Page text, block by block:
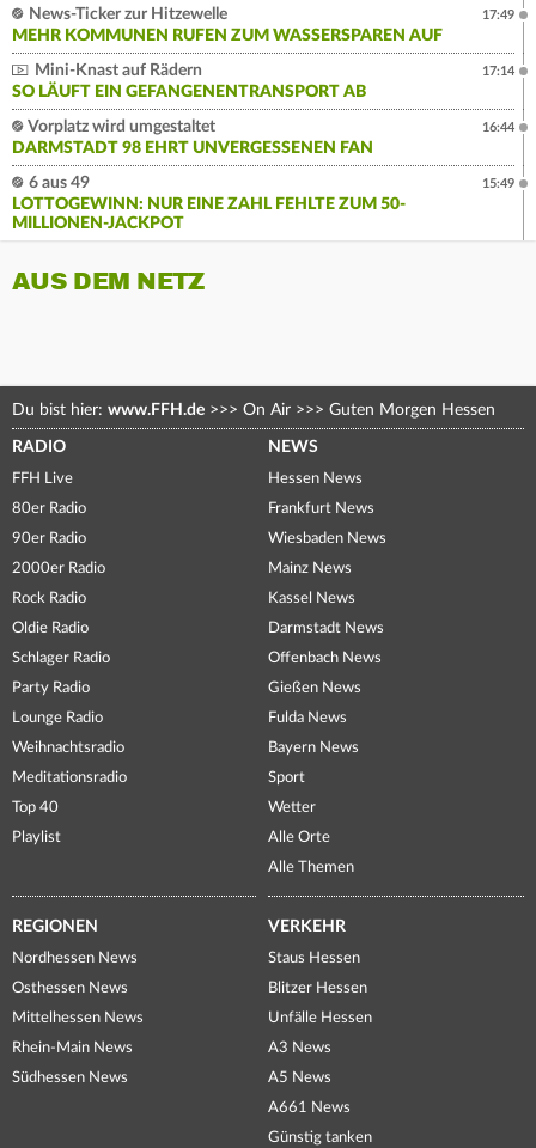
News-Ticker zur Hitzewelle
MEHR KOMMUNEN RUFEN ZUM WASSERSPAREN AUF
17:49
Mini-Knast auf Rädern
SO LÄUFT EIN GEFANGENENTRANSPORT AB
17:14
Vorplatz wird umgestaltet
DARMSTADT 98 EHRT UNVERGESSENEN FAN
16:44
6 aus 49
LOTTOGEWINN: NUR EINE ZAHL FEHLTE ZUM 50-
MILLIONEN-JACKPOT
15:49
AUS DEM NETZ
Du bist hier: www.FFH.de >>> On Air >>> Guten Morgen Hessen
RADIO
FFH Live
80er Radio
90er Radio
2000er Radio
Rock Radio
Oldie Radio
Schlager Radio
Party Radio
Lounge Radio
Weihnachtsradio
Meditationsradio
Top 40
Playlist
NEWS
Hessen News
Frankfurt News
Wiesbaden News
Mainz News
Kassel News
Darmstadt News
Offenbach News
Gießen News
Fulda News
Bayern News
Sport
Wetter
Alle Orte
Alle Themen
REGIONEN
Nordhessen News
Osthessen News
Mittelhessen News
Rhein-Main News
Südhessen News
VERKEHR
Staus Hessen
Blitzer Hessen
Unfälle Hessen
A3 News
A5 News
A661 News
Günstig tanken